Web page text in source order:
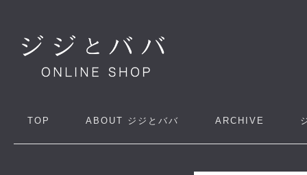
TOP ABOUT ジジとババ ARCHIVE